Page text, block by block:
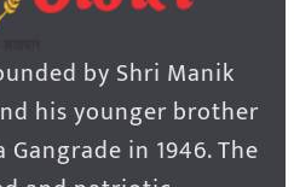
by Shri Manik
his younger brother
in 1946. The